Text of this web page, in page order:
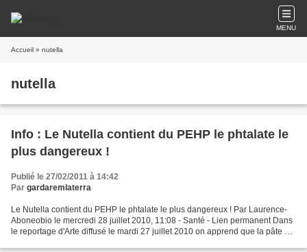
MENU
Accueil » nutella
nutella
Info : Le Nutella contient du PEHP le phtalate le
plus dangereux !
Publié le 27/02/2011 à 14:42
Par gardaremlaterra
Le Nutella contient du PEHP le phtalate le plus dangereux ! Par Laurence-
Aboneobio le mercredi 28 juillet 2010, 11:08 - Santé - Lien permanent Dans
le reportage d'Arte diffusé le mardi 27 juillet 2010 on apprend que la pâte à